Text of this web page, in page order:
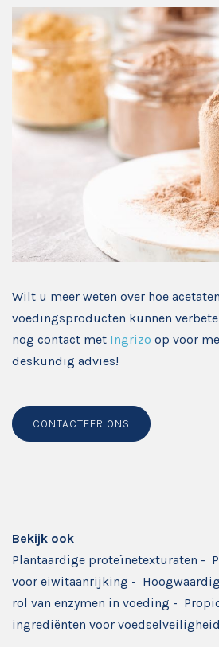
Wilt u meer weten over hoe
voedingsproducten kunnen
nog contact met Ingrizo op voor
deskundig advies!
CONTACTEER ONS
Bekijk ook
Plantaardige proteïnetexturaten -
voor eiwitaanrijking -
rol van enzymen in voeding -
ingrediënten voor